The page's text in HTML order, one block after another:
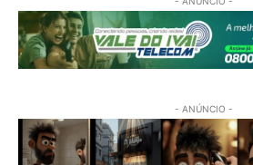
- ANÚNCIO -